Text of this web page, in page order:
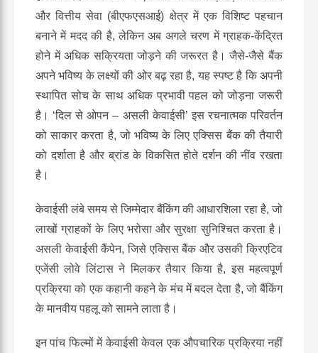
और वित्तीय सेवा (बीएफएसआई) क्षेत्र में एक विशिष्ट पहचान
बनाने में मदद की है, लेकिन अब अगले चरण में ग्राहक-केंद्रित
होने में अधिक सक्रियता जोड़ने की जरूरत है। जैसे-जैसे बैंक
अपने भविष्य के लक्ष्यों की ओर बढ़ रहा है, यह स्पष्ट है कि अपनी
स्थापित सोच के साथ अधिक प्रभावी पहल को जोड़ना जरूरी
है। ‘दिल से ओपन – असली केवाईसी’इस रचनात्मक परिवर्तन
को साकार करता है, जो भविष्य के लिए एक्सिस बैंक की तैयारी
को दर्शाता है और ब्रांड के विकसित होते दर्शन की नींव रखता
है।
केवाईसी लंबे समय से जिम्मेदार बैंकिंग की आधारशिला रहा है, जो
लाखों ग्राहकों के लिए भरोसा और सुरक्षा सुनिश्चित करता है।
असली केवाईसी कैंपेन, जिसे एक्सिस बैंक और उसकी क्रिएटिव
एजेंसी लोवे लिंटास ने मिलकर तैयार किया है, इस महत्वपूर्ण
प्रक्रिया को एक कहानी कहने के मंच में बदल देता है, जो बैंकिंग
के मानवीय पहलू को सामने लाता है।
इन पांच फिल्मों में केवाईसी केवल एक औपचारिक प्रक्रिया नहीं